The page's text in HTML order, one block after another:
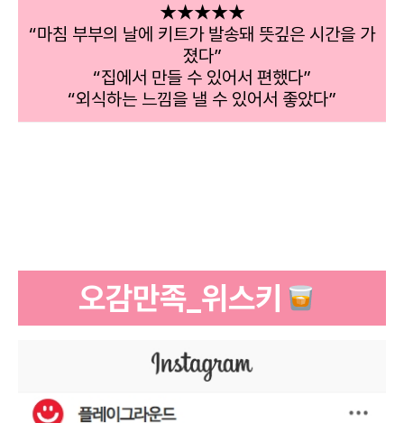
★★★★★
“마침 부부의 날에 키트가 발송돼 뜻깊은 시간을 가
졌다”
“집에서 만들 수 있어서 편했다”
“외식하는 느낌을 낼 수 있어서 좋았다”
오감만족_위스키